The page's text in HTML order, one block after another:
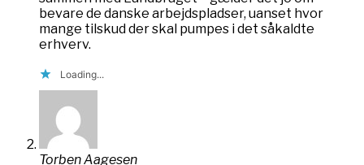
bevare de danske arbejdspladser, uanset hvor
mange tilskud der skal pumpes i det såkaldte
erhverv.
Loading...
Torben Aagesen